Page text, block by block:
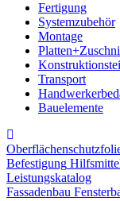
Fertigung
Systemzubehör
Montage
Transport
Bauelemente
Befestigung
Leistungskatalog
Fassadenbau